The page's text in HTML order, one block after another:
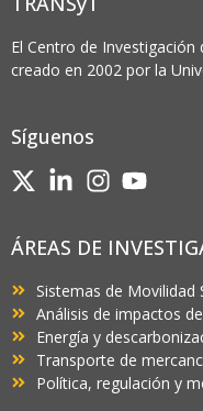
El Centro de
creado en 2002 por la
Síguenos
ÁREAS DE
Sistemas de Movilidad
Análisis de impactos
Energía y
Transporte de
Política, regulación y